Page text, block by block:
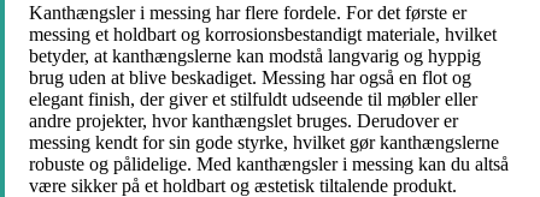
Kanthængsler i messing har flere fordele. For det første er
messing et holdbart og korrosionsbestandigt materiale, hvilket
betyder, at kanthængslerne kan modstå langvarig og hyppig
brug uden at blive beskadiget. Messing har også en flot og
elegant finish, der giver et stilfuldt udseende til møbler eller
andre projekter, hvor kanthængslet bruges. Derudover er
messing kendt for sin gode styrke, hvilket gør kanthængslerne
robuste og pålidelige. Med kanthængsler i messing kan du altså
være sikker på et holdbart og æstetisk tiltalende produkt.